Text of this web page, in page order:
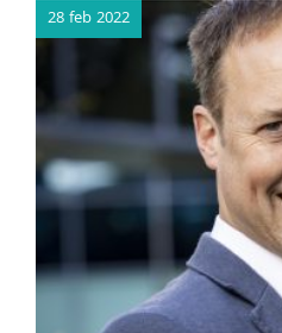
28 feb 2022